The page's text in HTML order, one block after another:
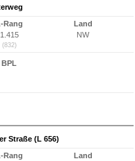
Rang
1.415
(832)
Land
NW
BPL
Straße (L 656)
Rang
Land